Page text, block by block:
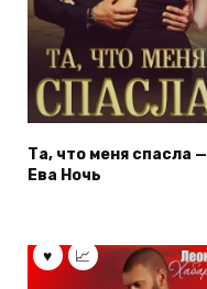
Та, что меня спасла —
Ева Ночь